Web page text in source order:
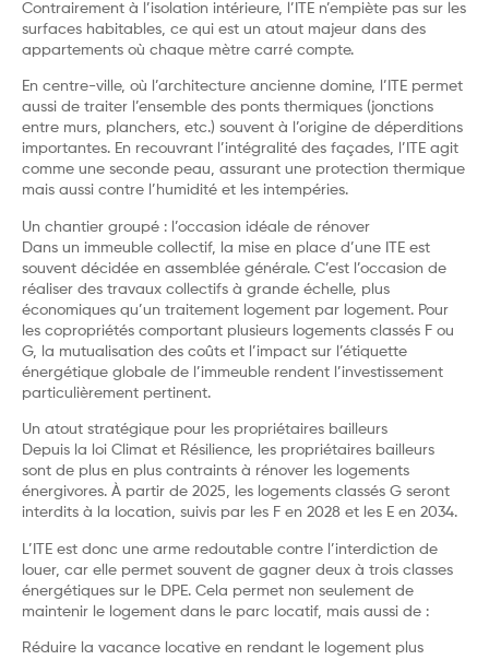
Contrairement à l’isolation intérieure, l’ITE n’empiète pas sur les
surfaces habitables, ce qui est un atout majeur dans des
appartements où chaque mètre carré compte.
En centre-ville, où l’architecture ancienne domine, l’ITE permet
aussi de traiter l’ensemble des ponts thermiques (jonctions
entre murs, planchers, etc.) souvent à l’origine de déperditions
importantes. En recouvrant l’intégralité des façades, l’ITE agit
comme une seconde peau, assurant une protection thermique
mais aussi contre l’humidité et les intempéries.
Un chantier groupé : l’occasion idéale de rénover
Dans un immeuble collectif, la mise en place d’une ITE est
souvent décidée en assemblée générale. C’est l’occasion de
réaliser des travaux collectifs à grande échelle, plus
économiques qu’un traitement logement par logement. Pour
les copropriétés comportant plusieurs logements classés F ou
G, la mutualisation des coûts et l’impact sur l’étiquette
énergétique globale de l’immeuble rendent l’investissement
particulièrement pertinent.
Un atout stratégique pour les propriétaires bailleurs
Depuis la loi Climat et Résilience, les propriétaires bailleurs
sont de plus en plus contraints à rénover les logements
énergivores. À partir de 2025, les logements classés G seront
interdits à la location, suivis par les F en 2028 et les E en 2034.
L’ITE est donc une arme redoutable contre l’interdiction de
louer, car elle permet souvent de gagner deux à trois classes
énergétiques sur le DPE. Cela permet non seulement de
maintenir le logement dans le parc locatif, mais aussi de :
Réduire la vacance locative en rendant le logement plus